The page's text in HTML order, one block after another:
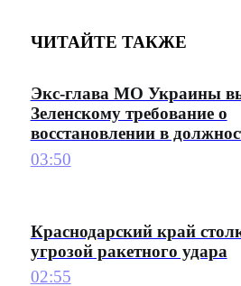
ЧИТАЙТЕ ТАКЖЕ
Экс-глава МО Украины
Зеленскому требование о
восстановлении в
03:50
Краснодарский край
угрозой ракетного удара
02:55